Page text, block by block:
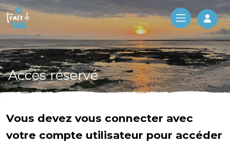
Log
Accès réservé
Vous devez vous connecter avec
votre compte utilisateur pour accéder